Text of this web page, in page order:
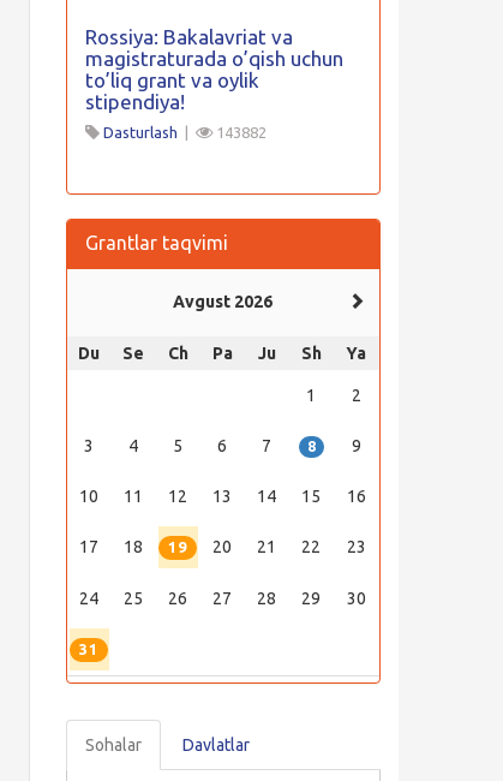
Rossiya: Bakalavriat va
magistraturada o’qish uchun
to’liq grant va oylik
stipendiya!
Dasturlash 143882
Grantlar taqvimi
Avgust 2026
Du Se Ch Pa Ju Sh Ya
1 2
3 4 5 6 7 8 9
10 11 12 13 14 15 16
17 18 19 20 21 22 23
24 25 26 27 28 29 30
31
Sohalar Davlatlar